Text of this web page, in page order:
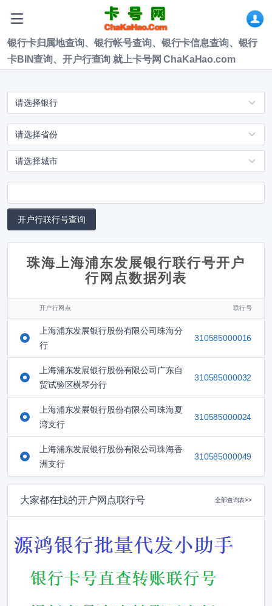
银行卡归属地查询、银行帐号查询、银行卡信息查询、银行
卡BIN查询、开户行查询 就上卡号网 ChaKaHao.com
珠海上海浦东发展银行联行号开户
行网点数据列表
开户行网点 联行号
上海浦东发展银行股份有限公司珠海分
行
310585000016
上海浦东发展银行股份有限公司广东自
贸试验区横琴分行
310585000032
上海浦东发展银行股份有限公司珠海夏
湾支行
310585000024
上海浦东发展银行股份有限公司珠海香
洲支行
310585000049
大家都在找的开户网点联行号 全部查询表>>